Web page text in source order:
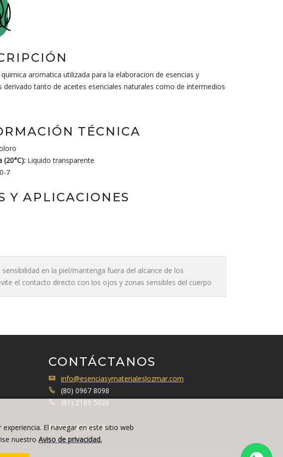
El navegar en este sitio web
nuestro Aviso de privacidad.
quimica aromatica utilizada para la elaboracion de esencias y
derivado tanto de aceites esenciales naturales como de intermedios
TÉCNICA
(20°C): Liquido transparente
7
Y APLICACIONES
sensibilidad en la piel/mantenga fuera del alcance de los
el contacto directo con los ojos y zonas sensibles del cuerpo
CONTÁCTANOS
info@esenciasymaterialeslozmar.com
(80) 0967 8098
(81) 2189 5026
Facturación en Línea